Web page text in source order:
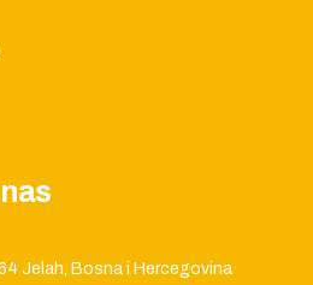
Jelah, Bosna i Hercegovina